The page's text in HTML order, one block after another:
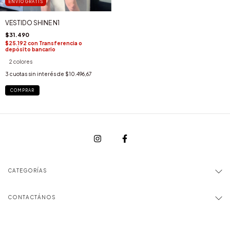
ENVÍO GRATIS
VESTIDO SHINE N1
$31.490
$25.192 con Transferencia o
depósito bancario
2 colores
3 cuotas sin interés de $10.496,67
COMPRAR
CATEGORÍAS
CONTACTÁNOS